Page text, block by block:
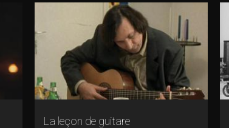
La leçon de guitare